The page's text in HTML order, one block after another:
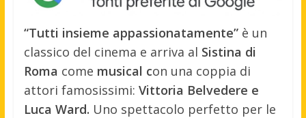
“Tutti insieme appassionatamente”è un
classico del cinema e arriva al Sistina di
Roma come musical con una coppia di
attori famosissimi: Vittoria Belvedere e
Luca Ward. Uno spettacolo perfetto per le